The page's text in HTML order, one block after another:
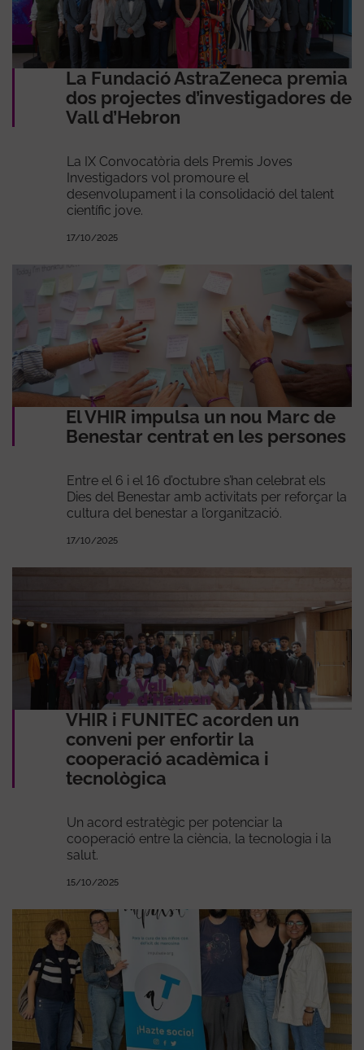
La Fundació AstraZeneca premia
dos projectes d’investigadores de
Vall d’Hebron
La IX Convocatòria dels Premis Joves
Investigadors vol promoure el
desenvolupament i la consolidació del talent
científic jove.
17/10/2025
El VHIR impulsa un nou Marc de
Benestar centrat en les persones
Entre el 6 i el 16 d’octubre s’han celebrat els
Dies del Benestar amb activitats per reforçar la
cultura del benestar a l’organització.
17/10/2025
VHIR i FUNITEC acorden un
conveni per enfortir la
cooperació acadèmica i
tecnològica
Un acord estratègic per potenciar la
cooperació entre la ciència, la tecnologia i la
salut.
15/10/2025